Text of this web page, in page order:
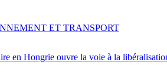
en Hongrie ouvre la voie à la
ET TRANSPORT